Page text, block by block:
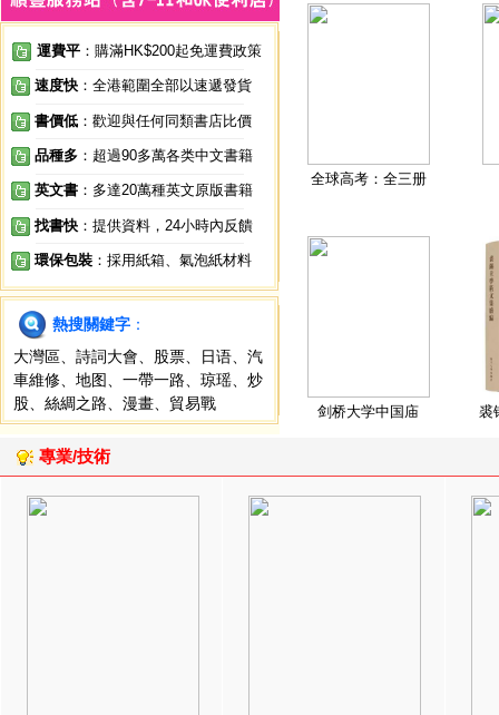
運費平 ：購滿HK$200起免運費政策
速度快 ：全港範圍全部以速遞發貨
書價低 ：歡迎與任何同類書店比價
品種多 ：超過90多萬各类中文書籍
英文書 ：多達20萬種英文原版書籍
找書快 ：提供資料，24小時內反饋
環保包裝 ：採用紙箱、氣泡紙材料
熱搜關鍵字 ：
大灣區
詩詞大會 股票 日语
汽
車維修
地图 一帶一路 琼瑶
炒
股
絲綢之路 漫畫 貿易戰
全球高考：全三册
剑桥大学中国庙 裘
專業/技術